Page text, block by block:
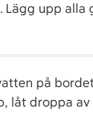
Lägg upp alla
på
låt droppa